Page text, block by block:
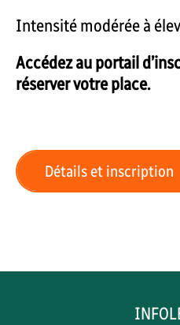
Intensité modérée à
Accédez au portail
réserver votre place.
Détails et inscription